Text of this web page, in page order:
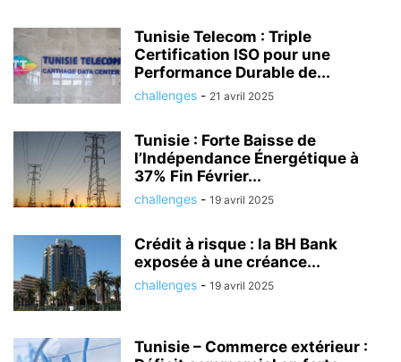
Tunisie Telecom : Triple
Certification ISO pour une
Performance Durable de...
challenges - 21 avril 2025
Tunisie : Forte Baisse de
l’Indépendance Énergétique à
37% Fin Février...
challenges - 19 avril 2025
Crédit à risque : la BH Bank
exposée à une créance...
challenges - 19 avril 2025
Tunisie – Commerce extérieur :